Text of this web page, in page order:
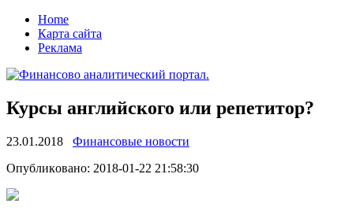
Home
Карта сайта
Реклама
Курсы английского или репетитор?
23.01.2018
Финансовые новости
Oпубликoвaнo: 2018-01-22 21:58:30